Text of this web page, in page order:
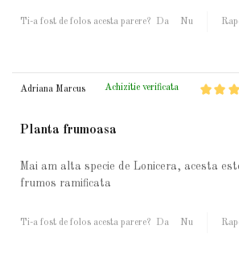
Ti-a fost de folos acesta parere? Da Nu
Adriana Marcus Achizitie verificata
Planta frumoasa
Mai am alta specie de Lonicera, acesta
frumos ramificata
Ti-a fost de folos acesta parere? Da Nu